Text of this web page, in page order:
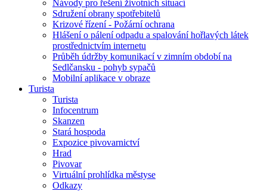
Návody pro řešení životních situací
Sdružení obrany spotřebitelů
Krizové řízení - Požární ochrana
Hlášení o pálení odpadu a spalování hořlavých látek
prostřednictvím internetu
Průběh údržby komunikací v zimním období na
Sedlčansku - pohyb sypačů
Mobilní aplikace v obraze
Turista
Turista
Infocentrum
Skanzen
Stará hospoda
Expozice pivovarnictví
Hrad
Pivovar
Virtuální prohlídka městyse
Odkazy